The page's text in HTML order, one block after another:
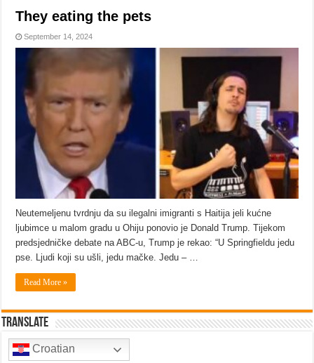
They eating the pets
September 14, 2024
Neutemeljenu tvrdnju da su ilegalni imigranti s Haitija jeli kućne
ljubimce u malom gradu u Ohiju ponovio je Donald Trump. Tijekom
predsjedničke debate na ABC-u, Trump je rekao: “U Springfieldu jedu
pse. Ljudi koji su ušli, jedu mačke. Jedu – …
Read More »
Translate
Croatian